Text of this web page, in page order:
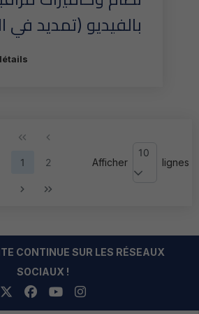
بالفيديو (تمديد في
1 2 Afficher
10
lignes
CONTINUE SUR LES RÉSEAUX
SOCIAUX !